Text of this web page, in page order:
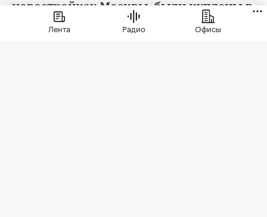
новостройках Москвы, были куплены в
ипотеку. В сегменте трешек ипотечных
сделок менее половины, а среди
Лента Радио Офисы